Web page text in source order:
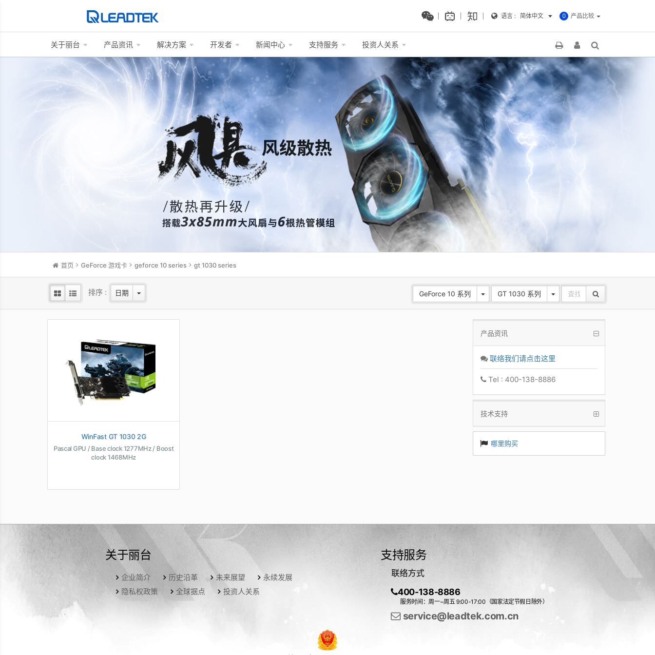
0 产品比较
语言 : 简体中文
关于丽台 产品资讯 解决方案 开发者 新闻中心 支持服务 投资人关系
首页 GeForce 游戏卡 geforce 10 series gt 1030 series
排序 : 日期 GeForce 10 系列 GT 1030 系列
WinFast GT 1030 2G
Pascal GPU / Base clock 1277MHz / Boost
clock 1468MHz
产品资讯
联络我们请点击这里
Tel : 400-138-8886
技术支持
哪里购买
关于丽台
企业简介 历史沿革 未来展望
永续发展
隐私权政策
全球据点 投资人关系
支持服务
联络方式
400-138-8886
服务时间：周一~周五 9:00-17:00（国家法定节假日除外）
service@leadtek.com.cn